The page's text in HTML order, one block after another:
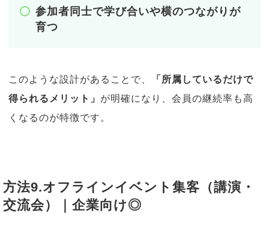
参加者同士で学び合いや横のつながりが
育つ
このような設計があることで、
「所属しているだけで
得られるメリット」 が明確になり、会員の継続率も高
くなるのが特徴です。
方法9.オフラインイベント集客（講演・
交流会）｜企業向け◎